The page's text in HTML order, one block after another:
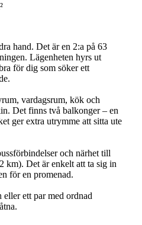
hand. Det är en 2:a på 63
Lägenheten hyrs ut
för dig som söker ett
vardagsrum, kök och
Det finns två balkonger – en
ger extra utrymme att sitta ute
och närhet till
km). Det är enkelt att ta sig in
för en promenad.
eller ett par med ordnad